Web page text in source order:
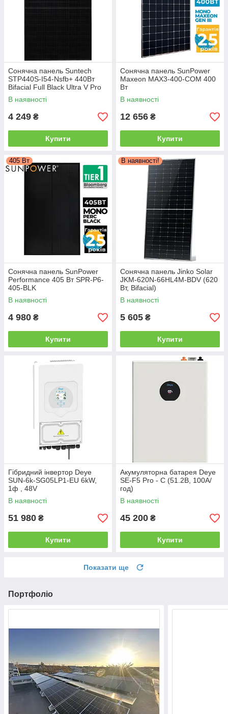
Сонячна панель Suntech
STP440S-I54-Nsfb+ 440Вт
Bifacial Full Black Ultra V Pro
(N-Type TOPCon)
В наявності
4 249 ₴
Купити
Сонячна панель SunPower
Maxeon MAX3-400-COM 400
Вт
В наявності
12 656 ₴
Купити
405 Вт
Сонячна панель SunPower
Performance 405 Вт SPR-P6-
405-BLK
В наявності
4 980 ₴
Купити
В наявності!
Сонячна панель Jinko Solar
JKM-620N-66HL4M-BDV (620
Вт, Bifacial)
В наявності
5 605 ₴
Купити
Гібридний інвертор Deye
SUN-6k-SG05LP1-EU 6kW,
1ф , 48V
В наявності
51 980 ₴
Купити
Акумуляторна батарея Deye
SE-F5 Pro - С (51.2В, 100А/
год)
В наявності
45 200 ₴
Купити
Показати ще
Портфоліо